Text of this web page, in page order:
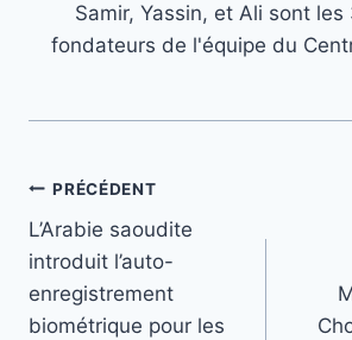
Samir, Yassin, et Ali sont les
fondateurs de l'équipe du
Navigation
de
l’article
PRÉCÉDENT
L’Arabie saoudite
introduit l’auto-
enregistrement
biométrique pour les